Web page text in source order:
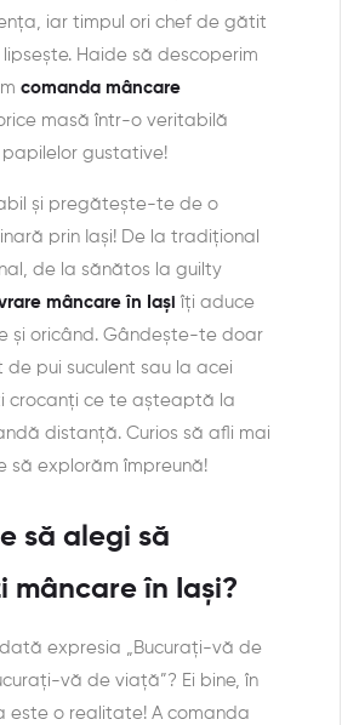
iar timpul ori chef de gătit
lipsește. Haide să descoperim
comanda mâncare
masă într-o veritabilă
gustative!
și pregătește-te de o
prin Iași! De la tradiţional
de la sănătos la guilty
mâncare în Iași îți aduce
și oricând. Gândește-te doar
de pui suculent sau la acei
crocanți ce te așteaptă la
distanță. Curios să afli mai
să explorăm împreună!
să alegi să
mâncare în Iași?
expresia „Bucurați-vă de
vă de viață”? Ei bine, în
este o realitate! A comanda